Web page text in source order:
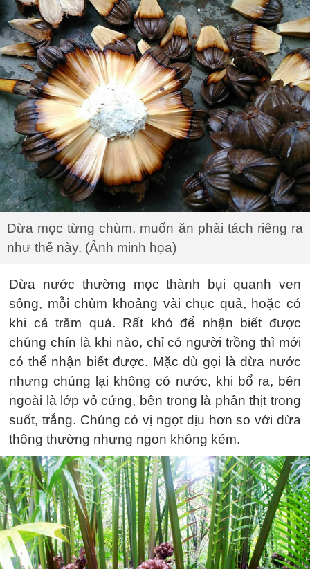
Dừa mọc từng chùm, muốn ăn phải tách riêng ra
như thế này. (Ảnh minh họa)
Dừa nước thường mọc thành bụi quanh ven
sông, mỗi chùm khoảng vài chục quả, hoặc có
khi cả trăm quả. Rất khó để nhận biết được
chúng chín là khi nào, chỉ có người trồng thì mới
có thể nhận biết được. Mặc dù gọi là dừa nước
nhưng chúng lại không có nước, khi bổ ra, bên
ngoài là lớp vỏ cứng, bên trong là phần thịt trong
suốt, trắng. Chúng có vị ngọt dịu hơn so với dừa
thông thường nhưng ngon không kém.